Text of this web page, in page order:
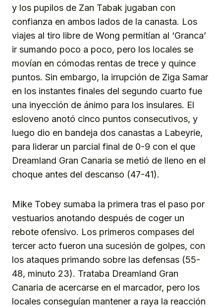
y los pupilos de Zan Tabak jugaban con
confianza en ambos lados de la canasta. Los
viajes al tiro libre de Wong permitían al ‘Granca’
ir sumando poco a poco, pero los locales se
movían en cómodas rentas de trece y quince
puntos. Sin embargo, la irrupción de Ziga Samar
en los instantes finales del segundo cuarto fue
una inyección de ánimo para los insulares. El
esloveno anotó cinco puntos consecutivos, y
luego dio en bandeja dos canastas a Labeyrie,
para liderar un parcial final de 0-9 con el que
Dreamland Gran Canaria se metió de lleno en el
choque antes del descanso (47-41).
Mike Tobey sumaba la primera tras el paso por
vestuarios anotando después de coger un
rebote ofensivo. Los primeros compases del
tercer acto fueron una sucesión de golpes, con
los ataques primando sobre las defensas (55-
48, minuto 23). Trataba Dreamland Gran
Canaria de acercarse en el marcador, pero los
locales conseguían mantener a raya la reacción